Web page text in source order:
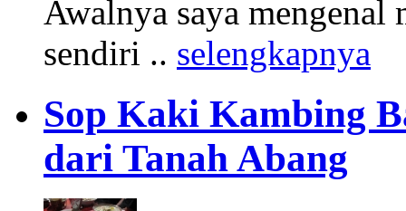
Awalnya saya mengenal
sendiri .. selengkapnya
Sop Kaki Kambing
dari Tanah Abang